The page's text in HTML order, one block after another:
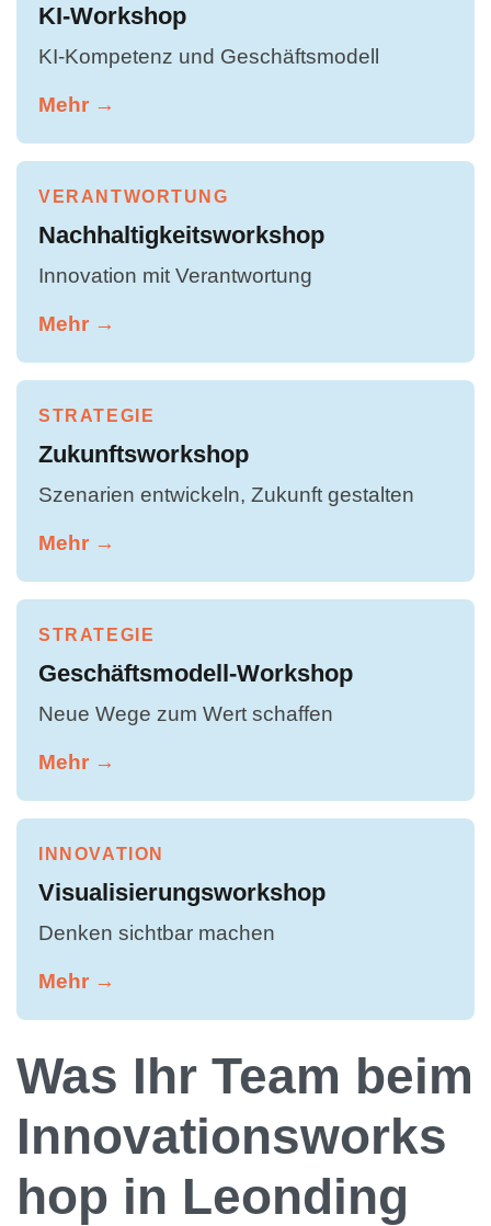
KI-Workshop
KI-Kompetenz und Geschäftsmodell
Mehr →
VERANTWORTUNG
Nachhaltigkeitsworkshop
Innovation mit Verantwortung
Mehr →
STRATEGIE
Zukunftsworkshop
Szenarien entwickeln, Zukunft gestalten
Mehr →
STRATEGIE
Geschäftsmodell-Workshop
Neue Wege zum Wert schaffen
Mehr →
INNOVATION
Visualisierungsworkshop
Denken sichtbar machen
Mehr →
Was Ihr Team beim
Innovationsworks
hop in Leonding